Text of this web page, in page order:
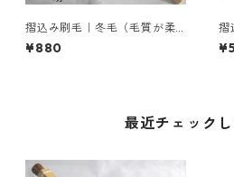
摺込み刷毛｜冬毛（毛質が柔
らかい）4分
¥880
摺
ら
最近チェック